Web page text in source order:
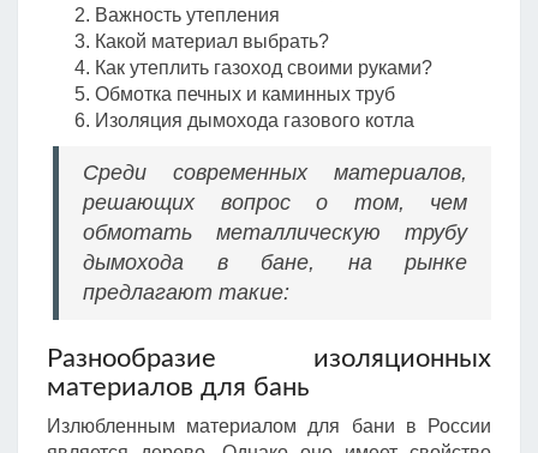
Важность утепления
Какой материал выбрать?
Как утеплить газоход своими руками?
Обмотка печных и каминных труб
Изоляция дымохода газового котла
Среди современных материалов,
решающих вопрос о том, чем
обмотать металлическую трубу
дымохода в бане, на рынке
предлагают такие:
Разнообразие изоляционных
материалов для бань
Излюбленным материалом для бани в России